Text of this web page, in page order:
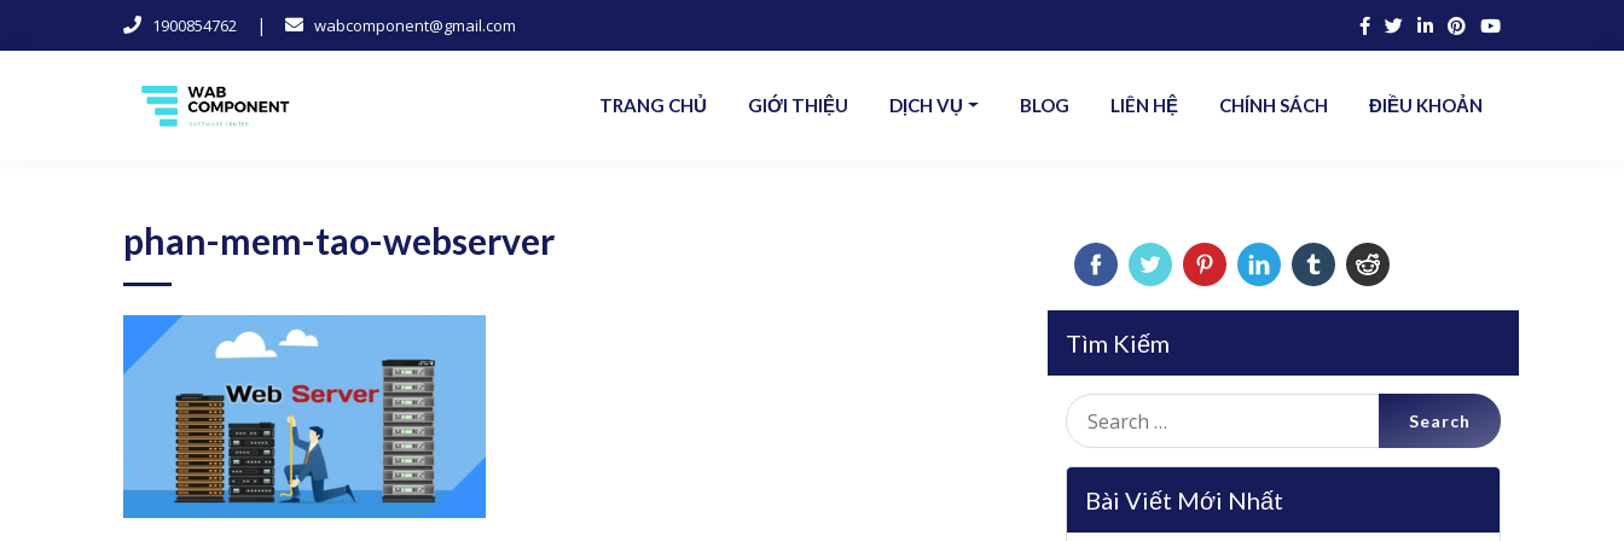
1900854762 | wabcomponent@gmail.com
TRANG CHỦ GIỚI THIỆU DỊCH VỤ BLOG LIÊN HỆ CHÍNH SÁCH ĐIỀU KHOẢN
phan-mem-tao-webserver
Tìm Kiếm
Search
for:
Bài Viết Mới Nhất